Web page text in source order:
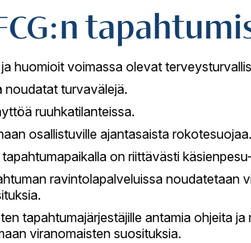
huomioit voimassa olevat
noudatat turvavälejä.
ruuhkatilanteissa.
osallistuville ajantasaista rokotesuojaa.
on riittävästi
ravintolapalveluissa noudatetaan
tapahtumajärjestäjille antamia ohjeita
viranomaisten suosituksia.